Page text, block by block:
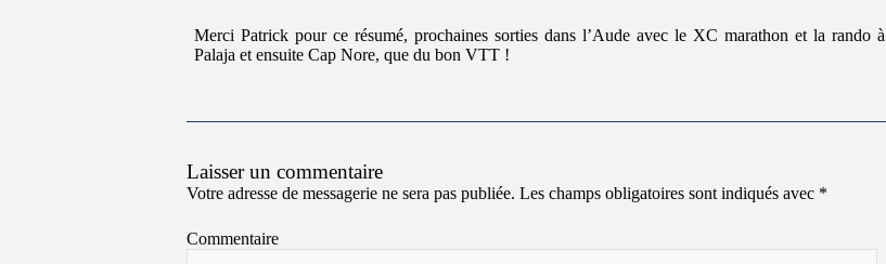
Merci Patrick pour ce résumé, prochaines sorties dans l’Aude avec le XC marathon et la rando à
Palaja et ensuite Cap Nore, que du bon VTT !
Laisser un commentaire
Votre adresse de messagerie ne sera pas publiée. Les champs obligatoires sont indiqués avec *
Commentaire